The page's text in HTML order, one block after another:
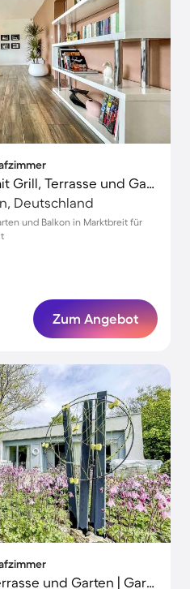
Schönes Ferienhaus mit Grill, Terrasse und Garten | Gartenblick | Ideal für Homeoffice
Deutschland
und Balkon in Marktbreit für
Zum Angebot
Ferienhaus mit Grill, Terrasse und Garten | Gartenblick | Ideal für Homeoffice